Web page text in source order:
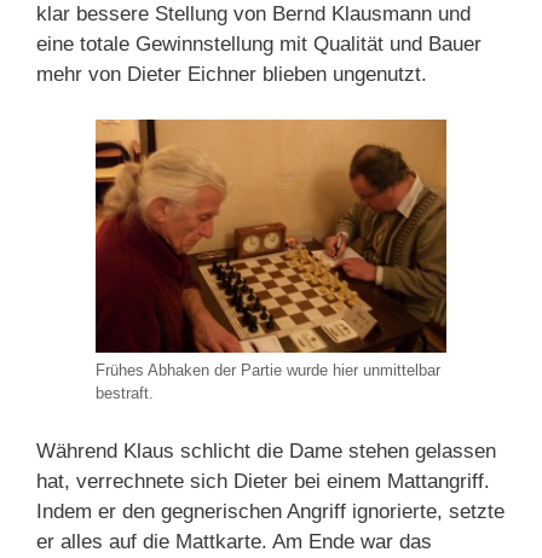
klar bessere Stellung von Bernd Klausmann und
eine totale Gewinnstellung mit Qualität und Bauer
mehr von Dieter Eichner blieben ungenutzt.
Frühes Abhaken der Partie wurde hier unmittelbar
bestraft.
Während Klaus schlicht die Dame stehen gelassen
hat, verrechnete sich Dieter bei einem Mattangriff.
Indem er den gegnerischen Angriff ignorierte, setzte
er alles auf die Mattkarte. Am Ende war das